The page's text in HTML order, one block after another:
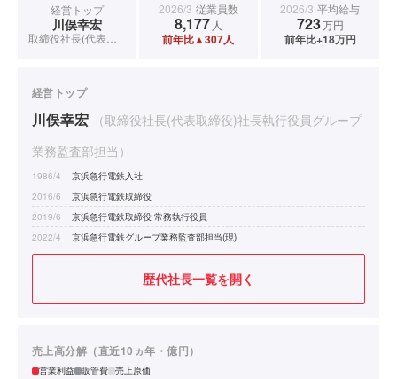
経営トップ
川俣幸宏
2026/3 従業員数
8,177 人
前年比▲307人
2026/3 平均給与
723万円
前年比+18万円
経営トップ
川俣幸宏
（取締役社長(代表取締役)社長執行役員グループ
業務監査部担当）
1986/4
京浜急行電鉄入社
2016/6
京浜急行電鉄取締役
2019/6
京浜急行電鉄取締役 常務執行役員
2022/4
京浜急行電鉄グループ業務監査部担当(現)
歴代社長一覧を開く
売上高分解（直近10ヵ年・億円）
営業利益 販管費 売上原価